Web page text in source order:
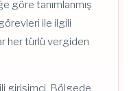
göre tanımlanmış
ile ilgili
her türlü vergiden
girişimci, Bölgede